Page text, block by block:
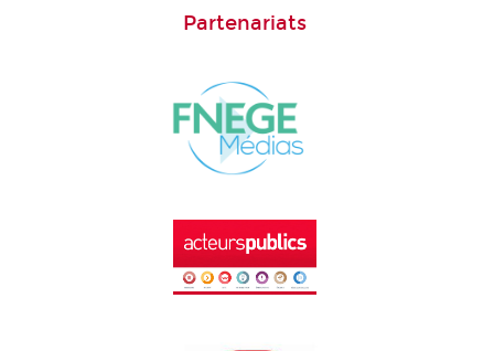
Partenariats